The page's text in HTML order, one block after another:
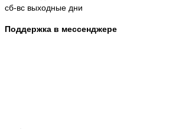
сб-вс выходные дни
Поддержка в мессенджере